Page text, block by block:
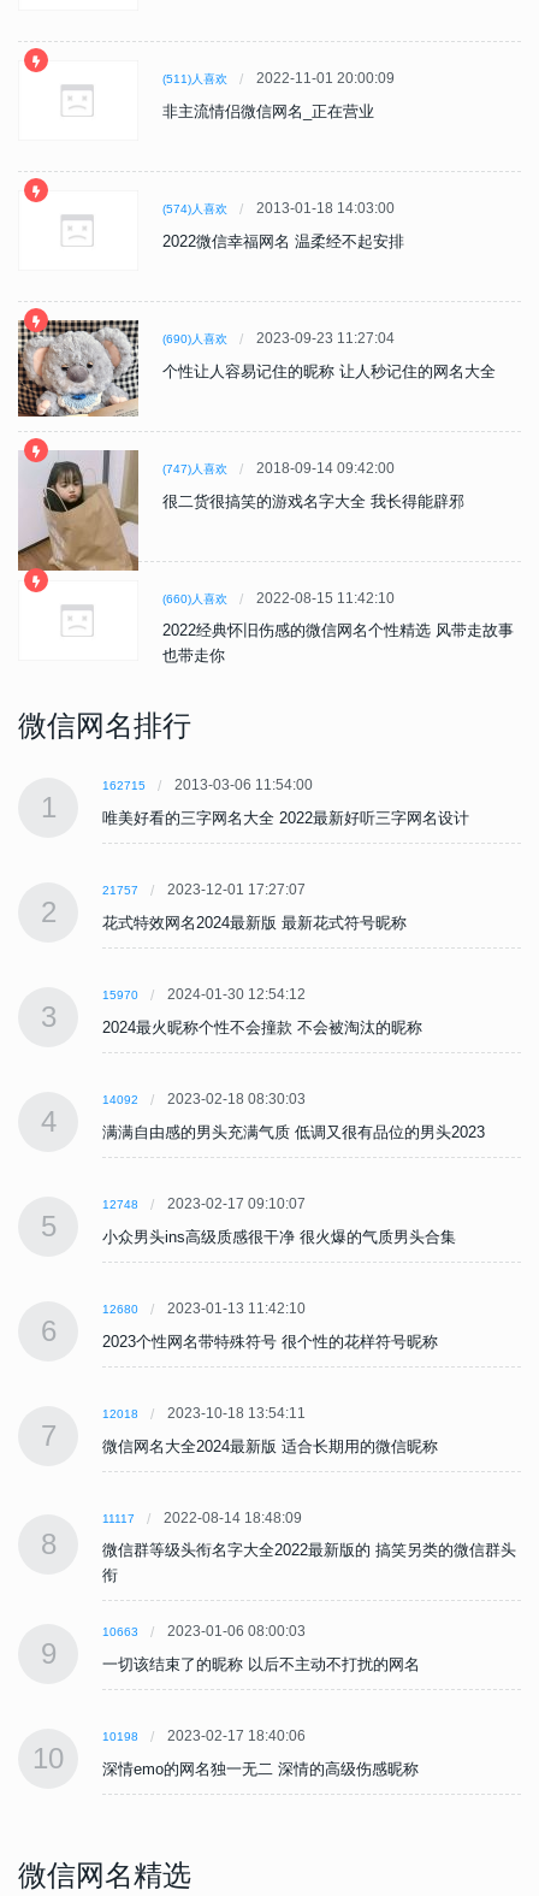
(511)人喜欢 2022-11-01 20:00:09
非主流情侣微信网名_正在营业
(574)人喜欢 2013-01-18 14:03:00
2022微信幸福网名 温柔经不起安排
(690)人喜欢 2023-09-23 11:27:04
个性让人容易记住的昵称 让人秒记住的网名大全
(747)人喜欢 2018-09-14 09:42:00
很二货很搞笑的游戏名字大全 我长得能辟邪
(660)人喜欢 2022-08-15 11:42:10
2022经典怀旧伤感的微信网名个性精选 风带走故事
也带走你
微信网名排行
1
162715 2013-03-06 11:54:00
唯美好看的三字网名大全 2022最新好听三字网名设计
2
21757 2023-12-01 17:27:07
花式特效网名2024最新版 最新花式符号昵称
3
15970 2024-01-30 12:54:12
2024最火昵称个性不会撞款 不会被淘汰的昵称
4
14092 2023-02-18 08:30:03
满满自由感的男头充满气质 低调又很有品位的男头2023
5
12748 2023-02-17 09:10:07
小众男头ins高级质感很干净 很火爆的气质男头合集
6
12680 2023-01-13 11:42:10
2023个性网名带特殊符号 很个性的花样符号昵称
7
12018 2023-10-18 13:54:11
微信网名大全2024最新版 适合长期用的微信昵称
8
11117 2022-08-14 18:48:09
微信群等级头衔名字大全2022最新版的 搞笑另类的微信群头
衔
9
10663 2023-01-06 08:00:03
一切该结束了的昵称 以后不主动不打扰的网名
10
10198 2023-02-17 18:40:06
深情emo的网名独一无二 深情的高级伤感昵称
微信网名精选